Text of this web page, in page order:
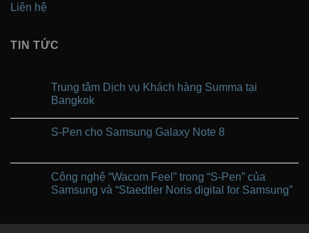
Liên hệ
TIN TỨC
Trung tâm Dịch vụ Khách hàng Summa tại
Bangkok
bình
Dịch
vụ
Khách
S-Pen cho Samsung Galaxy Note 8
bình
luận
ở
S-
Galaxy
Công nghệ “Wacom Feel” trong “S-Pen” của
Samsung và “Staedtler Noris digital for Samsung”